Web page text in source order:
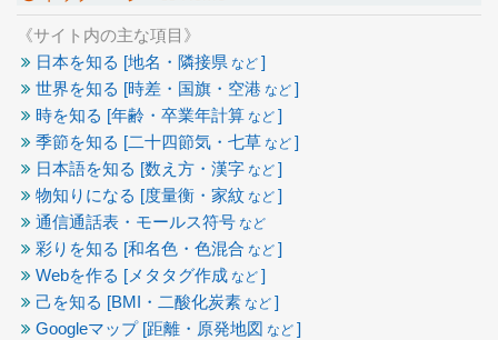
《サイト内の主な項目》
日本を知る [地名・隣接県 など ]
世界を知る [時差・国旗・空港 など ]
時を知る [年齢・卒業年計算 など ]
季節を知る [二十四節気・七草 など ]
日本語を知る [数え方・漢字 など ]
物知りになる [度量衡・家紋 など ]
通信通話表・モールス符号 など
彩りを知る [和名色・色混合 など ]
Webを作る [メタタグ作成 など ]
己を知る [BMI・二酸化炭素 など ]
Googleマップ [距離・原発地図 など ]